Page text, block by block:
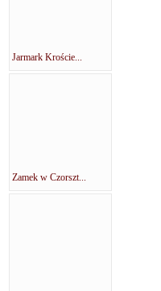
Jarmark Kroście...
Zamek w Czorszt...